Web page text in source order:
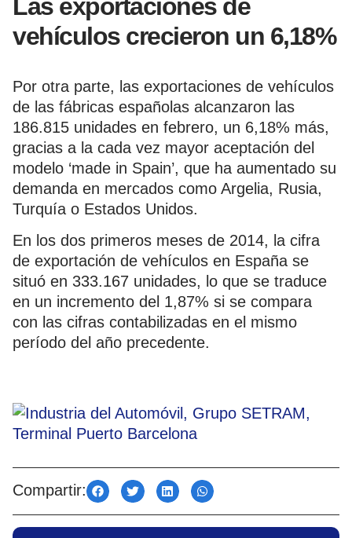
Las exportaciones de
vehículos crecieron un 6,18%
Por otra parte, las exportaciones de vehículos
de las fábricas españolas alcanzaron las
186.815 unidades en febrero, un 6,18% más,
gracias a la cada vez mayor aceptación del
modelo ‘made in Spain’, que ha aumentado su
demanda en mercados como Argelia, Rusia,
Turquía o Estados Unidos.
En los dos primeros meses de 2014, la cifra
de exportación de vehículos en España se
situó en 333.167 unidades, lo que se traduce
en un incremento del 1,87% si se compara
con las cifras contabilizadas en el mismo
período del año precedente.
Compartir: